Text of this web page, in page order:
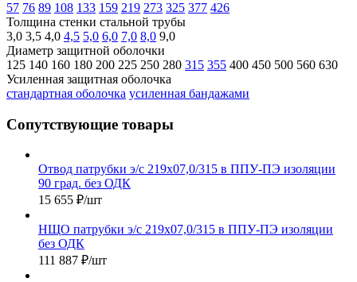
57 76 89 108 133 159 219 273 325 377 426
Толщина стенки стальной трубы
3,0 3,5 4,0 4,5 5,0 6,0 7,0 8,0 9,0
Диаметр защитной оболочки
125 140 160 180 200 225 250 280 315 355 400 450 500 560 630
Усиленная защитная оболочка
стандартная оболочка усиленная бандажами
Сопутствующие товары
Отвод патрубки э/с 219х07,0/315 в ППУ-ПЭ изоляции
90 град. без ОДК
15 655 ₽/шт
НЩО патрубки э/с 219х07,0/315 в ППУ-ПЭ изоляции
без ОДК
111 887 ₽/шт